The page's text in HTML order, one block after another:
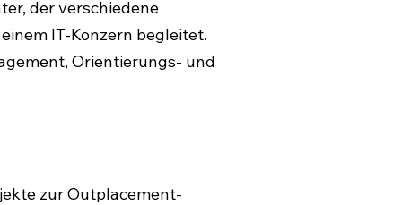
der verschiedene
IT-Konzern begleitet.
Orientierungs- und
zur Outplacement-